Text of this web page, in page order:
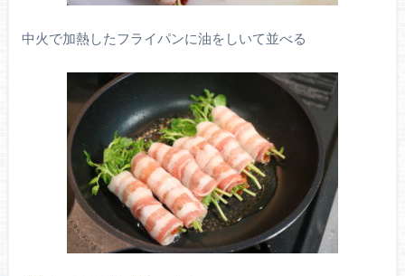
中火で加熱したフライパンに油をしいて並べる